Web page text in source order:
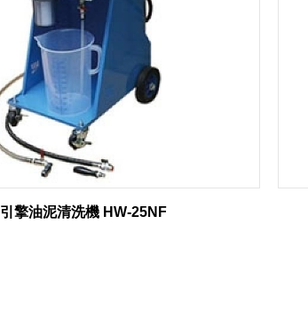
引擎油泥清洗機 HW-25NF